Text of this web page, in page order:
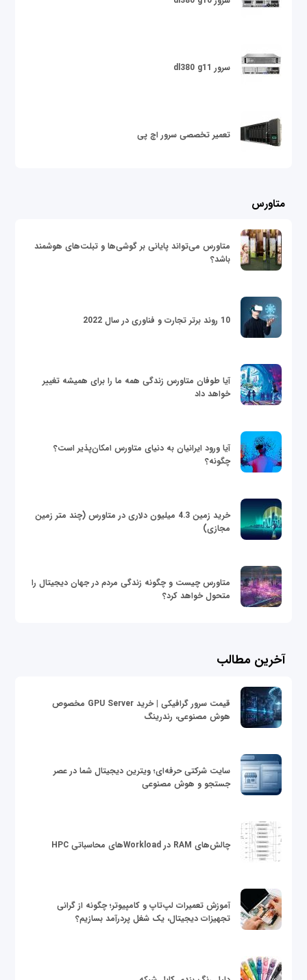
سرور dl380 g11
تعمیر تخصصی سرور اچ پی
متاورس
متاورس می‌تواند پایانی بر گوشی‌ها و تبلت‌های هوشمند
باشد؟
10 روند برتر تجارت و فناوری در سال 2022
آیا طوفان متاورس زندگی همه ما را برای همیشه تغییر
خواهد داد
آیا ورود ایرانیان به دنیای متاورس امکان‌پذیر است؟
چگونه؟
خرید زمین 4.3 میلیون دلاری در متاورس (چند متر زمین
مجازی)
متاورس چیست و چگونه زندگی مردم در جهان دیجیتال را
متحول خواهد کرد؟
آخرین مطالب
قیمت سرور گرافیکی | خرید GPU Server مخصوص
هوش مصنوعی، رندرینگ
سایت شرکتی حرفه‌ای؛ ویترین دیجیتال شما در عصر
جستجو و هوش مصنوعی
چالش‌های RAM در Workloadهای محاسباتی HPC
آموزش تعمیرات لپ‌تاپ و کامپیوتر؛ چگونه از گرانی
تجهیزات دیجیتال، یک شغل پردرآمد بسازیم؟